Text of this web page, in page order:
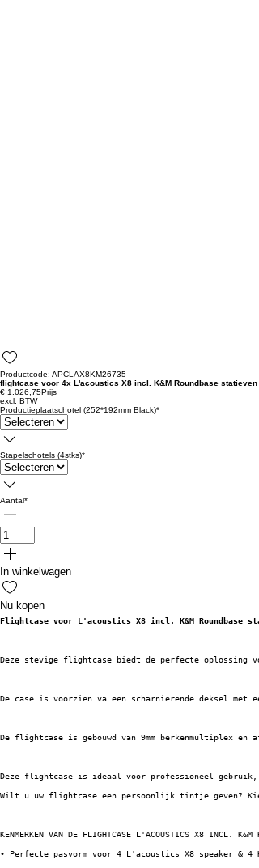
Productcode: APCLAX8KM26735
flightcase voor 4x L'acoustics X8 incl. K&M Roundbase statieven
€ 1.026,75Prijs
excl. BTW
Productieplaatschotel (252*192mm Black)*
Stapelschotels (4stks)*
Aantal*
In winkelwagen
Nu kopen
Flightcase voor L'acoustics X8 incl. K&M Roundbase
Deze stevige flightcase biedt de perfecte oplossing
De case is voorzien va een scharnierende deksel
De flightcase is gebouwd van 9mm berkenmultiplex
Deze flightcase is ideaal voor professioneel
Wilt u uw flightcase een persoonlijk tintje geven?
KENMERKEN VAN DE FLIGHTCASE L'ACOUSTICS X8 INCL. K&M
• Perfecte pasvorm voor 4 L'acoustics X8 speaker & 4